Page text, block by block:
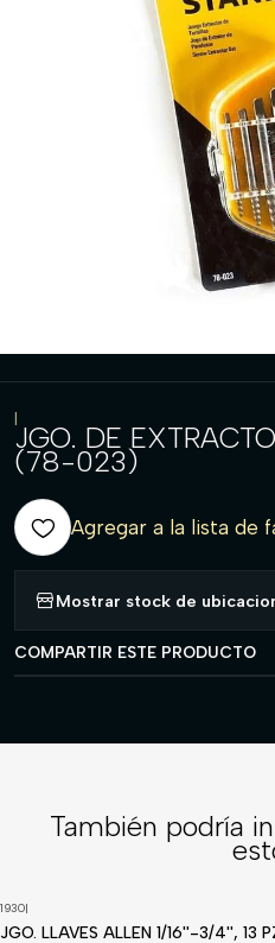
|
JGO. DE
(78-023)
Agregar a la lista de
Mostrar stock de
COMPARTIR ESTE PRODUCTO
También podría
1930|
JGO. LLAVES ALLEN 1/16''-3/4'', 13